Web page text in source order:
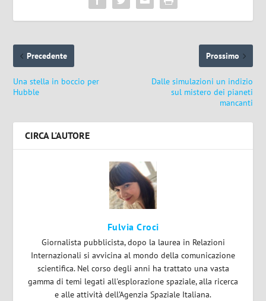
Precedente
Una stella in boccio per
Hubble
Prossimo
Dalle simulazioni un indizio
sul mistero dei pianeti
mancanti
CIRCA L'AUTORE
Fulvia Croci
Giornalista pubblicista, dopo la laurea in Relazioni
Internazionali si avvicina al mondo della comunicazione
scientifica. Nel corso degli anni ha trattato una vasta
gamma di temi legati all'esplorazione spaziale, alla ricerca
e alle attività dell’Agenzia Spaziale Italiana.